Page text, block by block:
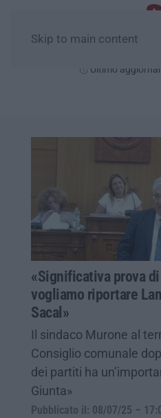
Skip to main content
Ultimo
«Significativa prova
vogliamo riportare
Sacal»
Il sindaco Murone al
Consiglio comunale
dei partiti ha
Giunta»
Pubblicato il: 08/07/25 –